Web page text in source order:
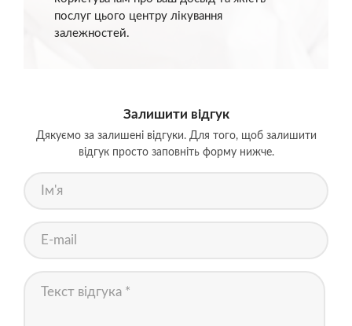
послуг цього центру лікування
залежностей.
Залишити відгук
Дякуємо за залишені відгуки. Для того, щоб залишити
відгук просто заповніть форму нижче.